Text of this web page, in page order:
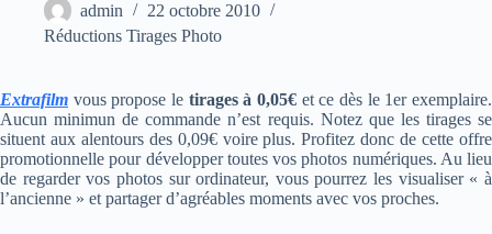
admin
22 octobre 2010
Réductions Tirages Photo
Extrafilm vous propose le tirages à 0,05€ et ce dès le 1er exemplaire.
Aucun minimun de commande n’est requis. Notez que les tirages se
situent aux alentours des 0,09€ voire plus. Profitez donc de cette offre
promotionnelle pour développer toutes vos photos numériques. Au lieu
de regarder vos photos sur ordinateur, vous pourrez les visualiser « à
l’ancienne » et partager d’agréables moments avec vos proches.